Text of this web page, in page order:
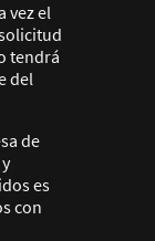
vez el
tendrá
del
de
es
con